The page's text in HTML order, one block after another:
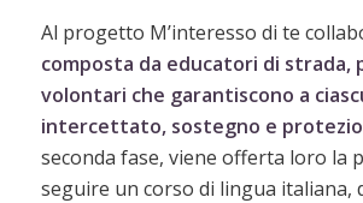
Al progetto M’interesso di te
composta da educatori di strada,
volontari che garantiscono a
intercettato, sostegno e
seconda fase, viene offerta loro la
seguire un corso di lingua italiana,